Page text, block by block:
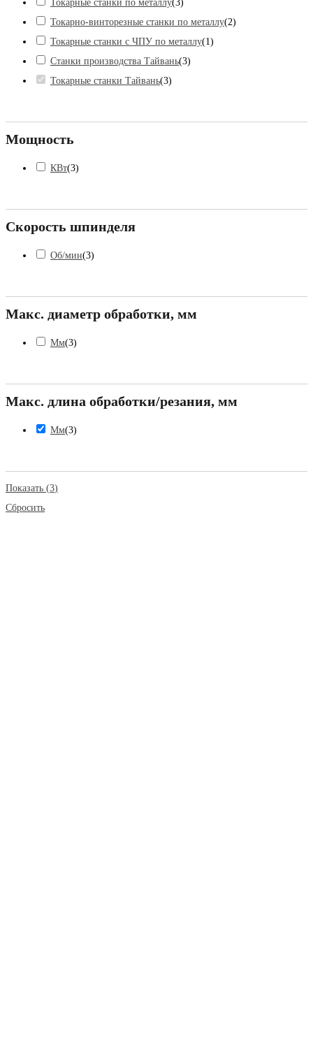
Токарные станки по металлу(3)
Токарно-винторезные станки по металлу(2)
Токарные станки с ЧПУ по металлу(1)
Станки производства Тайвань(3)
Токарные станки Тайвань(3)
Мощность
КВт(3)
Скорость шпинделя
Об/мин(3)
Макс. диаметр обработки, мм
Мм(3)
Макс. длина обработки/резания, мм
Мм(3)
Показать (3)
Сбросить